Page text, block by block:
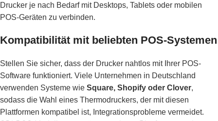
Drucker je nach Bedarf mit Desktops, Tablets oder mobilen
POS-Geräten zu verbinden.
Kompatibilität mit beliebten POS-Systemen
Stellen Sie sicher, dass der Drucker nahtlos mit Ihrer POS-
Software funktioniert. Viele Unternehmen in Deutschland
verwenden Systeme wie Square, Shopify oder Clover,
sodass die Wahl eines Thermodruckers, der mit diesen
Plattformen kompatibel ist, Integrationsprobleme vermeidet.